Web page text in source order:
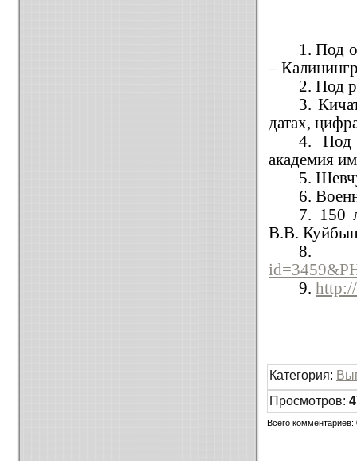
1. Под
–
2. Под
3.
датах,
4. Под
академия
5.
6.
7. 150
В.В.
9.
Категория:
Просмотров:
Всего комментариев: